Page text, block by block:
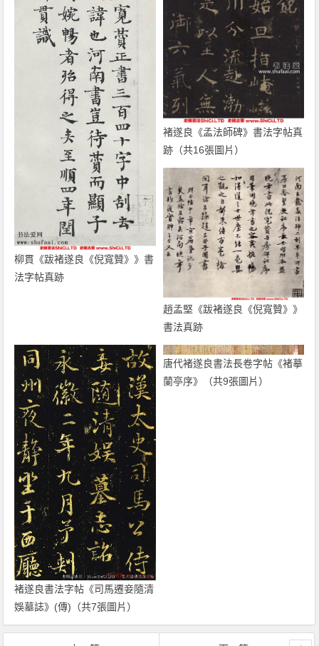
柳貫《跋褚遂良《倪寬贊》》書
法字帖真跡
褚遂良《孟法師碑》書法字帖真
跡（共16張圖片）
趙孟堅《跋褚遂良《倪寬贊》》
書法真跡
褚遂良書法字帖《司馬遷妾隨清
娛墓誌》(傳)（共7張圖片）
唐代褚遂良書法長卷字帖《褚摹
蘭亭序》（共9張圖片）